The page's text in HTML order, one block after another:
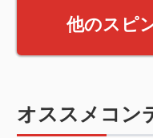
他のスピ
オススメコン